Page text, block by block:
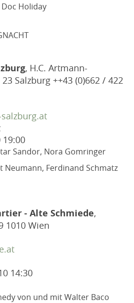
Holiday
, H.C. Artmann-
Salzburg ++43 (0)662 / 422
19:00
Sandor, Nora Gomringer
Neumann, Ferdinand Schmatz
- Alte Schmiede,
1010 Wien
14:30
von und mit Walter Baco